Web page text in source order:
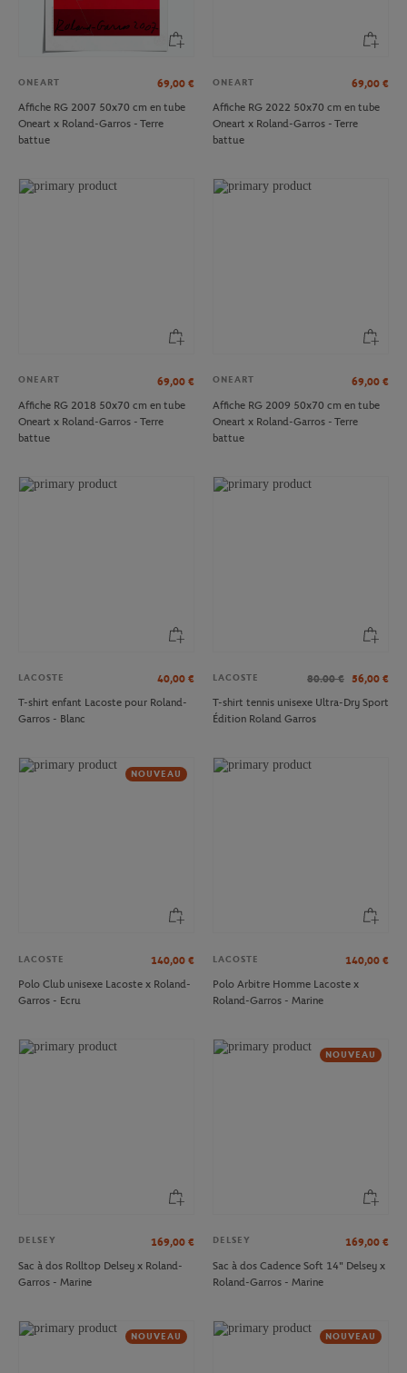
ONEART 69,00 €
Affiche RG 2007 50x70 cm en tube
Oneart x Roland-Garros - Terre
battue
ONEART 69,00 €
Affiche RG 2022 50x70 cm en tube
Oneart x Roland-Garros - Terre
battue
ONEART 69,00 €
Affiche RG 2018 50x70 cm en tube
Oneart x Roland-Garros - Terre
battue
ONEART 69,00 €
Affiche RG 2009 50x70 cm en tube
Oneart x Roland-Garros - Terre
battue
LACOSTE 40,00 €
T-shirt enfant Lacoste pour Roland-
Garros - Blanc
LACOSTE 80.00 € 56,00 €
T-shirt tennis unisexe Ultra-Dry Sport
Édition Roland Garros
NOUVEAU
LACOSTE 140,00 €
Polo Club unisexe Lacoste x Roland-
Garros - Ecru
LACOSTE 140,00 €
Polo Arbitre Homme Lacoste x
Roland-Garros - Marine
DELSEY 169,00 €
Sac à dos Rolltop Delsey x Roland-
Garros - Marine
NOUVEAU
DELSEY 169,00 €
Sac à dos Cadence Soft 14" Delsey x
Roland-Garros - Marine
NOUVEAU NOUVEAU